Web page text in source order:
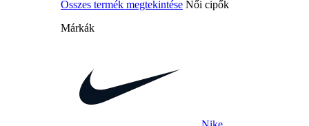
Összes termék megtekintése Női cipők
Márkák